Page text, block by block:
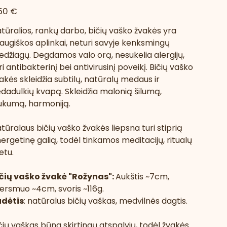
€
rankų darbo, bičių vaško žvakės yra
aplinkai, neturi savyje kenksmingų
Degdamos valo orą, nesukelia alergijų,
antibakterinį bei antivirusinį poveikį. Bičių vaško
skleidžia subtilų, natūralų medaus ir
kvapą. Skleidžia malonią šilumą,
harmoniją.
bičių vaško žvakės liepsna turi stiprią
galią, todėl tinkamos meditacijų, ritualų
vaško žvakė "Rožynas":Aukštis ~7cm,
~4cm, svoris ~116g.
: natūralus bičių vaškas, medvilnės dagtis.